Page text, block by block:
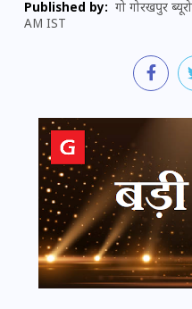
Published by: गो गोरखपुर ब्यूरो
AM IST